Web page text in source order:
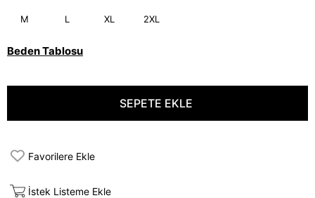
M L XL 2XL
Beden Tablosu
Favorilere Ekle
İstek Listeme Ekle